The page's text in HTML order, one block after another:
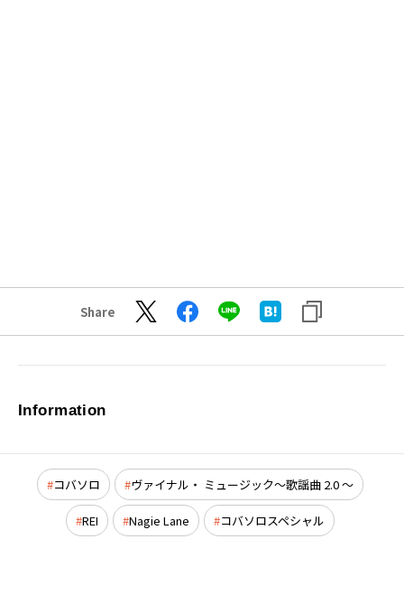
Share
Information
コバソロ ヴァイナル・ ミュージック～歌謡曲 2.0 ～
REI Nagie Lane コバソロスペシャル